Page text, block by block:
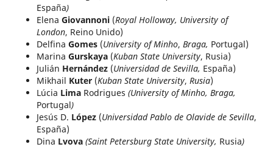
España)
Elena Giovannoni (Royal Holloway, University of
London, Reino Unido)
Delfina Gomes (University of Minho, Braga, Portugal)
Marina Gurskaya (Kuban State University, Rusia)
Julián Hernández (Universidad de Sevilla, España)
Mikhail Kuter (Kuban State University, Rusia)
Lúcia Lima Rodrigues (University of Minho, Braga,
Portugal)
Jesús D. López (Universidad Pablo de Olavide de Sevilla,
España)
Dina Lvova (Saint Petersburg State University, Rusia)